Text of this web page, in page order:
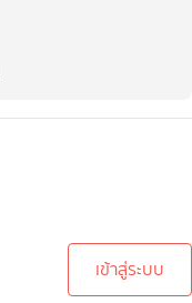
เข้าสู่ระบบ